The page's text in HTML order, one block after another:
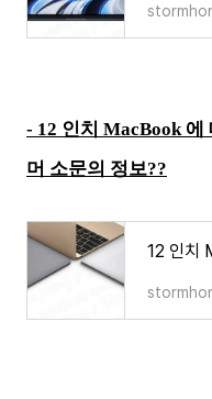
- 12 인치 MacBook 에
머 소문의 정보??